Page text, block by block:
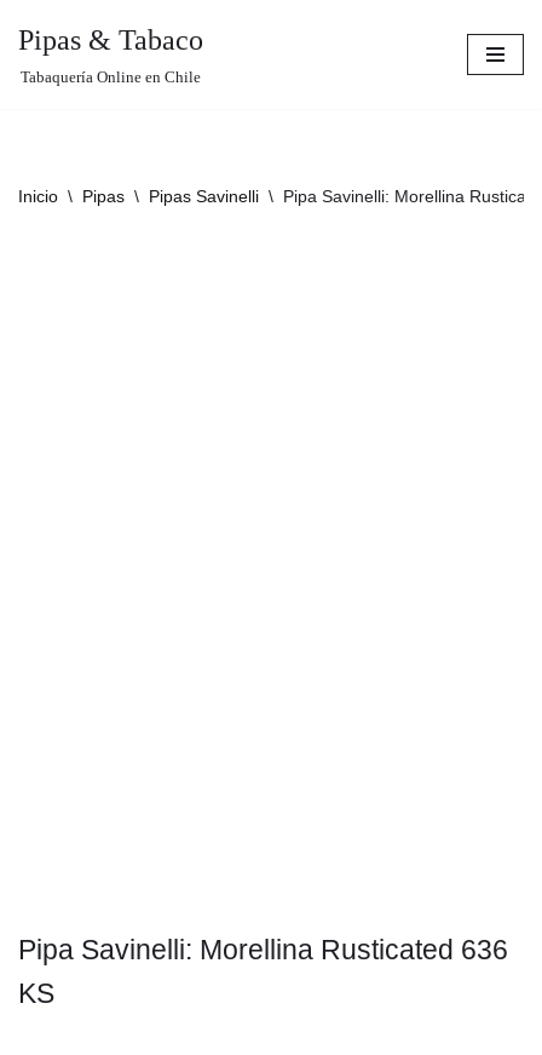
Pipas & Tabaco
Tabaquería Online en Chile
Inicio \ Pipas \ Pipas Savinelli \ Pipa Savinelli: Morellina
Pipa Savinelli: Morellina Rusticated 636
KS